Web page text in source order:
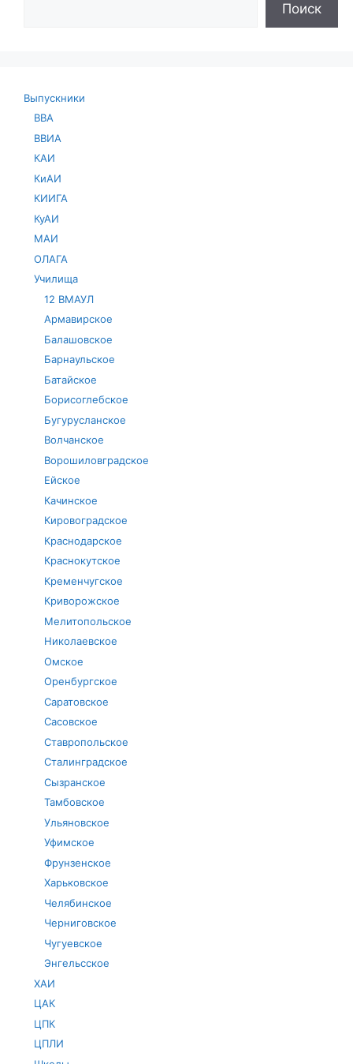
Поиск
Выпускники
ВВА
ВВИА
КАИ
КиАИ
КИИГА
КуАИ
МАИ
ОЛАГА
Училища
12 ВМАУЛ
Армавирское
Балашовское
Барнаульское
Батайское
Борисоглебское
Бугурусланское
Волчанское
Ворошиловградское
Ейское
Качинское
Кировоградское
Краснодарское
Краснокутское
Кременчугское
Криворожское
Мелитопольское
Николаевское
Омское
Оренбургское
Саратовское
Сасовское
Ставропольское
Сталинградское
Сызранское
Тамбовское
Ульяновское
Уфимское
Фрунзенское
Харьковское
Челябинское
Черниговское
Чугуевское
Энгельсское
ХАИ
ЦАК
ЦПК
ЦПЛИ